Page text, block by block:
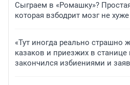
Сыграем в «Ромашку»?
которая взбодрит мозг не
«Тут иногда реально страшно
казаков и приезжих в станице
закончился избиениями и